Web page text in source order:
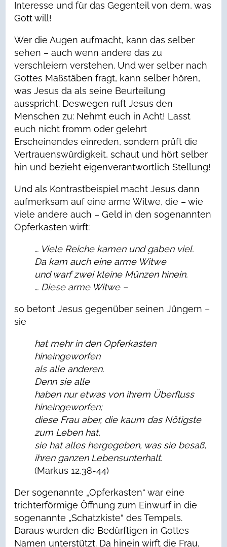
Interesse und für das Gegenteil von dem, was
Gott will!
Wer die Augen aufmacht, kann das selber
sehen – auch wenn andere das zu
verschleiern verstehen. Und wer selber nach
Gottes Maßstäben fragt, kann selber hören,
was Jesus da als seine Beurteilung
ausspricht. Deswegen ruft Jesus den
Menschen zu: Nehmt euch in Acht! Lasst
euch nicht fromm oder gelehrt
Erscheinendes einreden, sondern prüft die
Vertrauenswürdigkeit, schaut und hört selber
hin und bezieht eigenverantwortlich Stellung!
Und als Kontrastbeispiel macht Jesus dann
aufmerksam auf eine arme Witwe, die – wie
viele andere auch – Geld in den sogenannten
Opferkasten wirft:
… Viele Reiche kamen und gaben viel.
Da kam auch eine arme Witwe
und warf zwei kleine Münzen hinein.
… Diese arme Witwe –
so betont Jesus gegenüber seinen Jüngern –
sie
hat mehr in den Opferkasten
hineingeworfen
als alle anderen.
Denn sie alle
haben nur etwas von ihrem Überfluss
hineingeworfen;
diese Frau aber, die kaum das Nötigste
zum Leben hat,
sie hat alles hergegeben, was sie besaß,
ihren ganzen Lebensunterhalt.
(Markus 12,38-44)
Der sogenannte „Opferkasten“ war eine
trichterförmige Öffnung zum Einwurf in die
sogenannte „Schatzkiste“ des Tempels.
Daraus wurden die Bedürftigen in Gottes
Namen unterstützt. Da hinein wirft die Frau,